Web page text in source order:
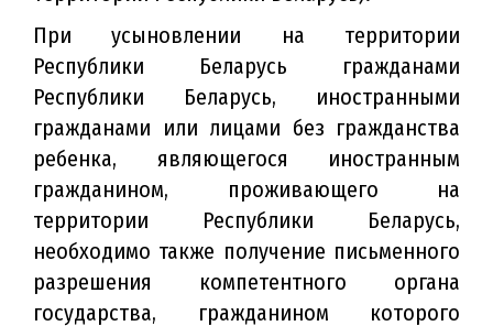
При усыновлении на территории
Республики Беларусь гражданами
Республики Беларусь, иностранными
гражданами или лицами без гражданства
ребенка, являющегося иностранным
гражданином, проживающего на
территории Республики Беларусь,
необходимо также получение письменного
разрешения компетентного органа
государства, гражданином которого